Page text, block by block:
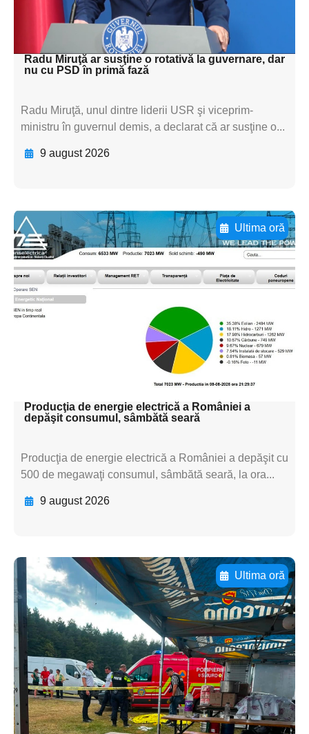
subtitluAdaugă aici
textul pentru subti
Radu Miruţă ar susţine o rotativă la guvernare, dar
nu cu PSD în primă fază
Radu Miruţă, unul dintre liderii USR şi viceprim-
ministru în guvernul demis, a declarat că ar susţine o...
9 august 2026
Ultima oră
Adaugă aici textul pentru
subtitluAdaugă aici
textul pentru
subtitluAdaugă aici
textul pentru
subtitluAdaugă aici
textul pentru subti
Producţia de energie electrică a României a
depăşit consumul, sâmbătă seară
Producţia de energie electrică a României a depăşit cu
500 de megawaţi consumul, sâmbătă seară, la ora...
9 august 2026
Ultima oră
Adaugă aici textul pentru
subtitluAdaugă aici
textul pentru
subtitluAdaugă aici
textul pentru
subtitluAdaugă aici